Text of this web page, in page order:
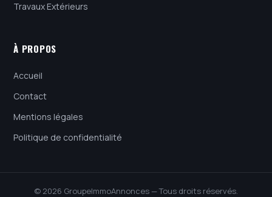
Travaux Extérieurs
À PROPOS
Accueil
Contact
Mentions légales
Politique de confidentialité
© 2026 GroupeImmoAnnonces — Tous droits réservés.